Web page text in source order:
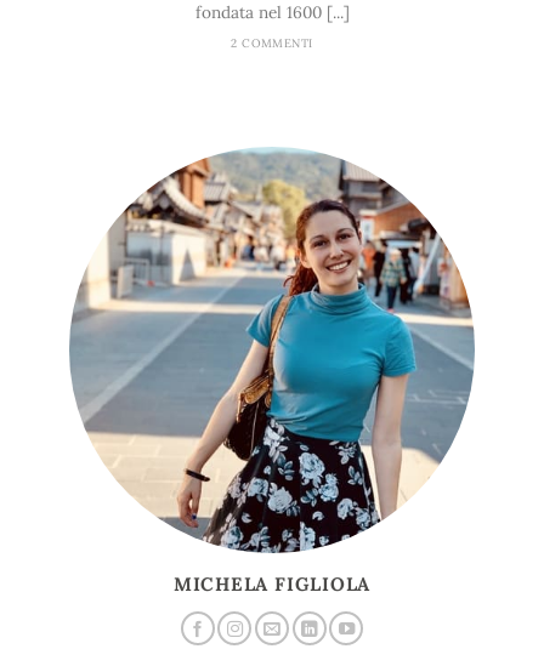
fondata nel 1600 [...]
2 COMMENTI
MICHELA FIGLIOLA